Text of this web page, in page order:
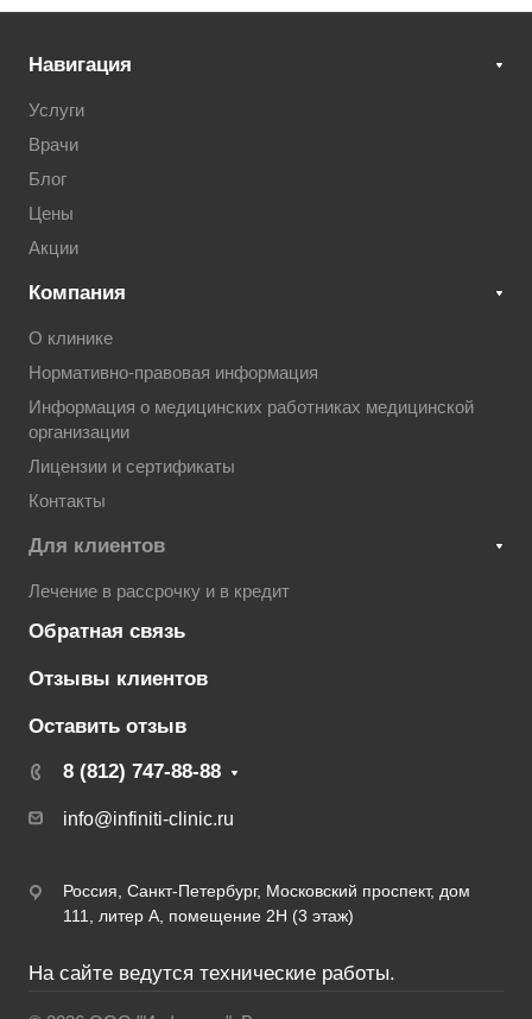
Навигация
Услуги
Врачи
Блог
Цены
Акции
Компания
О клинике
Нормативно-правовая информация
Информация о медицинских работниках медицинской
организации
Лицензии и сертификаты
Контакты
Для клиентов
Лечение в рассрочку и в кредит
Обратная связь
Отзывы клиентов
Оставить отзыв
8 (812) 747-88-88
info@infiniti-clinic.ru
Россия, Санкт-Петербург, Московский проспект, дом
111, литер А, помещение 2Н (3 этаж)
На сайте ведутся технические работы.